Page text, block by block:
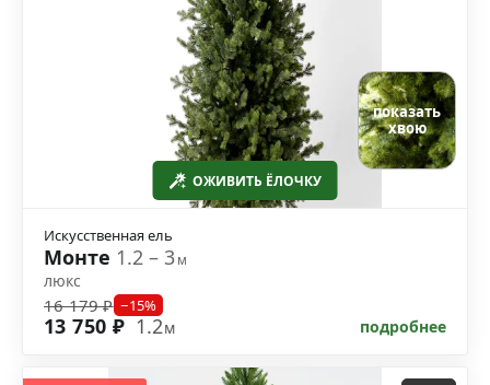
ОЖИВИТЬ ЁЛОЧКУ
показать
хвою
Искусственная ель
Монте 1.2 – 3м
люкс
16 179 ₽ −15%
13 750 ₽ 1.2м подробнее